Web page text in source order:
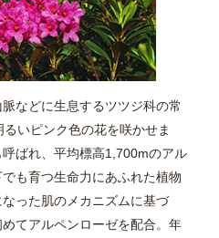
などに生息するツツジ科の常
いピンク色の花を咲かせま
ばれ、平均標高1,700mのアル
も育つ生命力にあふれた植物
った肌のメカニズムに基づ
てアルペンローゼを配合。年